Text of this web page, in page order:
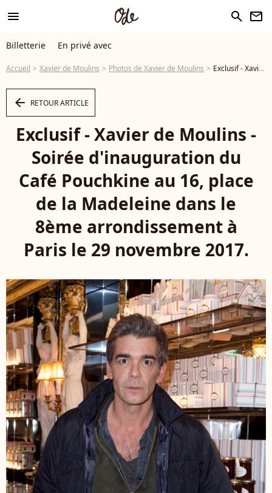
menu search newsletter
Billetterie En privé avec
Accueil Xavier de Moulins Photos de Xavier de Moulins Exclusif - Xavier de Moulins - Soirée d'inauguration du Café Pouchkine au 16, place de la Madeleine dans le 8ème arrondissement à Paris le 29 novembre 2017. © Julio Piatti/Bestimage - Photo
arrow_left RETOUR ARTICLE
Exclusif - Xavier de Moulins -
Soirée d'inauguration du
Café Pouchkine au 16, place
de la Madeleine dans le
8ème arrondissement à
Paris le 29 novembre 2017.